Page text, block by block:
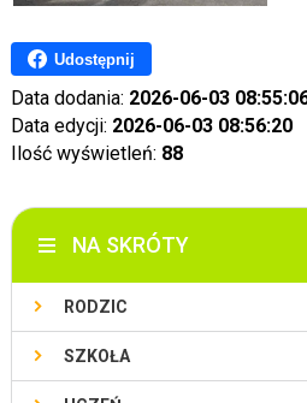
Udostępnij
Data dodania: 2026-06-03
Data edycji: 2026-06-03 08:56:20
Ilość wyświetleń: 88
NA SKRÓTY
RODZIC
SZKOŁA